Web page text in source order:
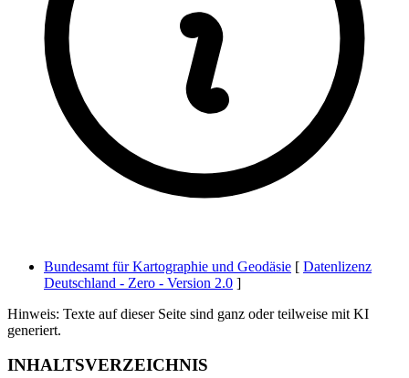
Bundesamt für Kartographie und Geodäsie [ Datenlizenz
Deutschland - Zero - Version 2.0 ]
Hinweis: Texte auf dieser Seite sind ganz oder teilweise mit KI
generiert.
INHALTSVERZEICHNIS